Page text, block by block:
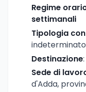
Regime
settimanali
Tipologia
indeterminato
Destinazione
Sede di
d'Adda,